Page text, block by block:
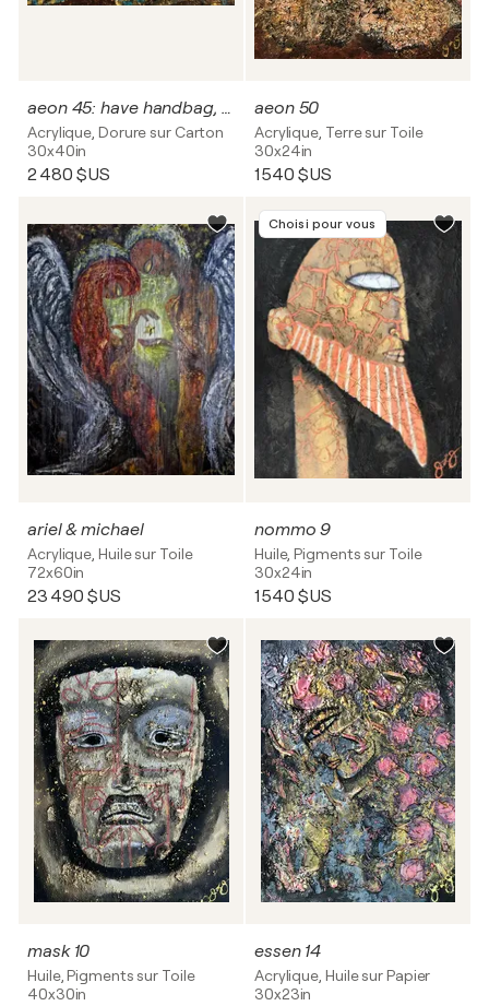
aeon 45: have handbag, will travel.
Acrylique, Dorure sur Carton
30x40in
2 480 $US
aeon 50
Acrylique, Terre sur Toile
30x24in
1 540 $US
ariel & michael
Acrylique, Huile sur Toile
72x60in
23 490 $US
Choisi pour vous
nommo 9
Huile, Pigments sur Toile
30x24in
1 540 $US
mask 10
Huile, Pigments sur Toile
40x30in
essen 14
Acrylique, Huile sur Papier
30x23in